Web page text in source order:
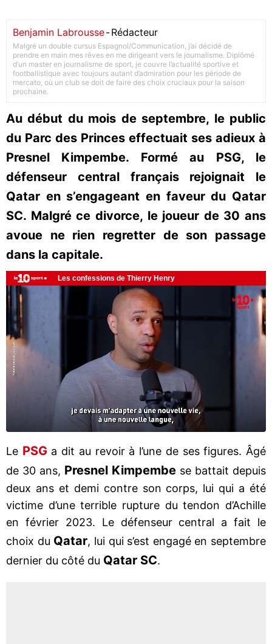
Benjamin Labrousse-Rédacteur
Malgré un double cursus Espagnol/Communication, j’ai décidé de
prendre en main mes rêves en me dirigeant vers le journalisme. Diplômé
d’un master en journalisme de sport, je couvre l’actualité sportive et
footballistique avec toujours autant d’admiration pour les période de
mercato, où un club se doit de faire des choix cruciaux pour la saison
prochaine.
Au début du mois de septembre, le public
du Parc des Princes effectuait ses adieux à
Presnel Kimpembe. Formé au PSG, le
défenseur central français rejoignait le
Qatar en s’engageant en faveur du Qatar
SC. Malgré ce divorce, le joueur de 30 ans
avoue ne rien regretter de son passage
dans la capitale.
Le PSG a dit au revoir à l’une de ses figures. Âgé
de 30 ans, Presnel Kimpembe se battait depuis
deux ans et demi contre son corps, lui qui a été
victime d’une terrible rupture du tendon d’Achille
en février 2023. Le défenseur central a fait le
choix du Qatar, lui qui s’est engagé en septembre
dernier du côté du Qatar SC.